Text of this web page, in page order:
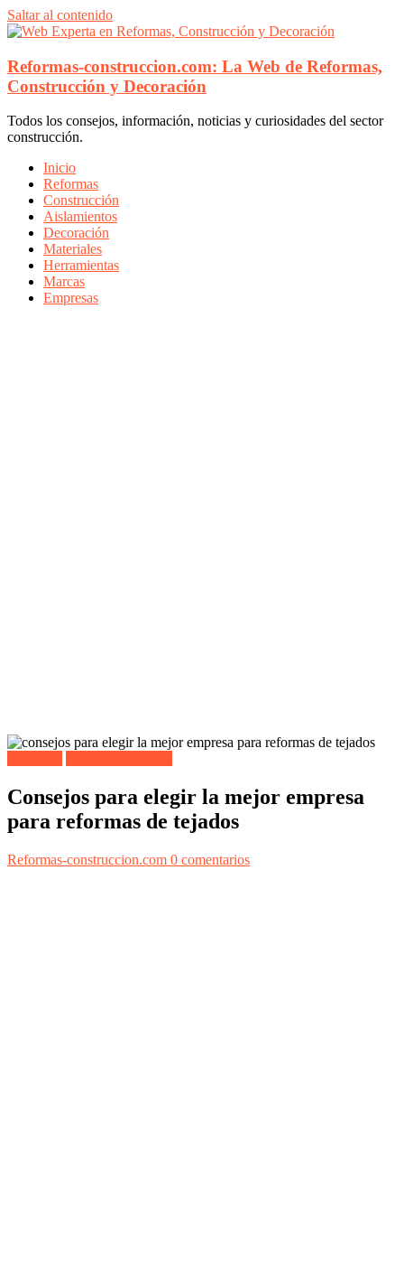
Saltar al contenido
Reformas-construccion.com: La Web de Reformas,
Construcción y Decoración
Todos los consejos, información, noticias y curiosidades del sector
construcción.
Inicio
Reformas
Construcción
Aislamientos
Decoración
Materiales
Herramientas
Marcas
Empresas
Consejos para elegir la mejor empresa
para reformas de tejados
Reformas-construccion.com 0 comentarios